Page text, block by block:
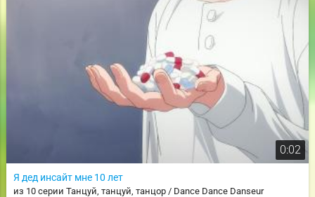
0:02
Я дед инсайт мне 10 лет
из 10 серии Танцуй, танцуй, танцор / Dance Dance Danseur